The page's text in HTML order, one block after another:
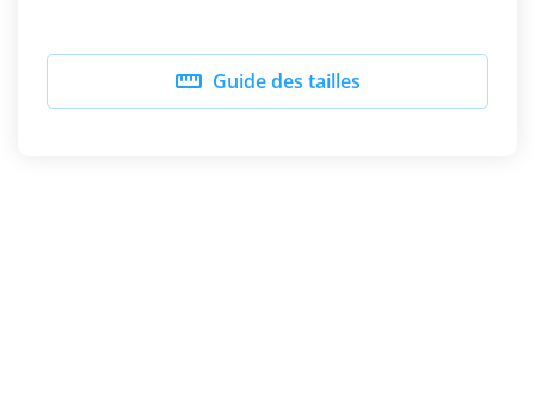
 Guide des tailles